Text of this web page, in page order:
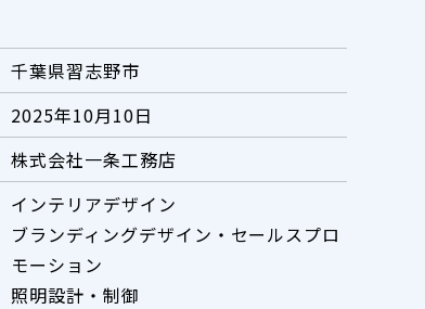
千葉県習志野市
2025年10月10日
株式会社一条工務店
インテリアデザイン
ブランディングデザイン・セールスプロ
モーション
照明設計・制御